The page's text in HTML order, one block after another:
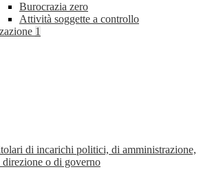
Burocrazia zero
Attività soggette a controllo
1
di incarichi politici, di amministrazione,
direzione o di governo